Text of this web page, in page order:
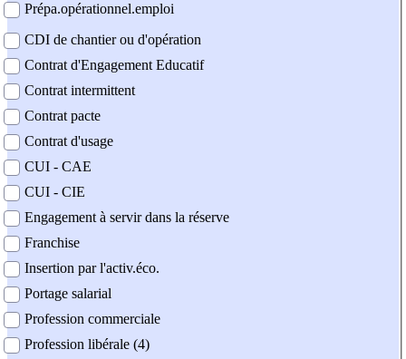
Prépa.opérationnel.emploi
CDI de chantier ou d'opération
Contrat d'Engagement Educatif
Contrat intermittent
Contrat pacte
Contrat d'usage
CUI - CAE
CUI - CIE
Engagement à servir dans la réserve
Franchise
Insertion par l'activ.éco.
Portage salarial
Profession commerciale
Profession libérale (4)